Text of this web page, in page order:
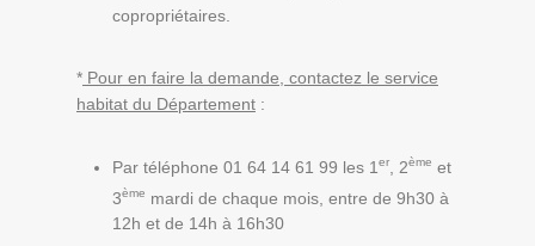
copropriétaires.
* Pour en faire la demande, contactez le service
habitat du Département :
Par téléphone 01 64 14 61 99 les 1 er , 2ème et
3ème mardi de chaque mois, entre de 9h30 à
12h et de 14h à 16h30